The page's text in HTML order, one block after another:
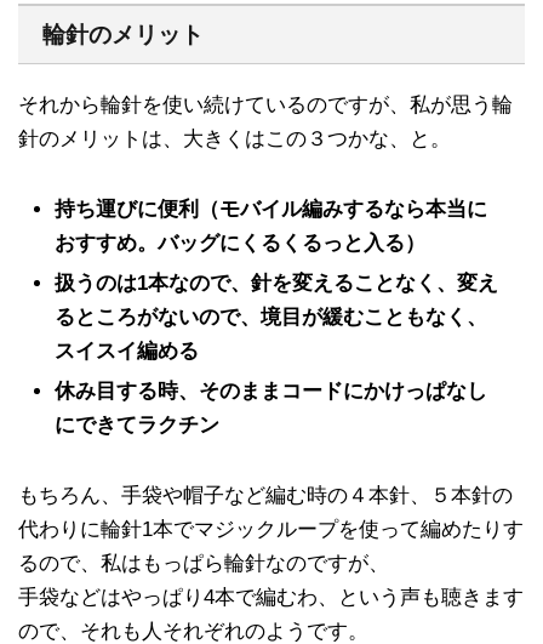
輪針のメリット
それから輪針を使い続けているのですが、私が思う輪
針のメリットは、大きくはこの３つかな、と。
持ち運びに便利（モバイル編みするなら本当に
おすすめ。バッグにくるくるっと入る）
扱うのは1本なので、針を変えることなく、変え
るところがないので、境目が緩むこともなく、
スイスイ編める
休み目する時、そのままコードにかけっぱなし
にできてラクチン
もちろん、手袋や帽子など編む時の４本針、５本針の
代わりに輪針1本でマジックループを使って編めたりす
るので、私はもっぱら輪針なのですが、
手袋などはやっぱり4本で編むわ、という声も聴きます
ので、それも人それぞれのようです。